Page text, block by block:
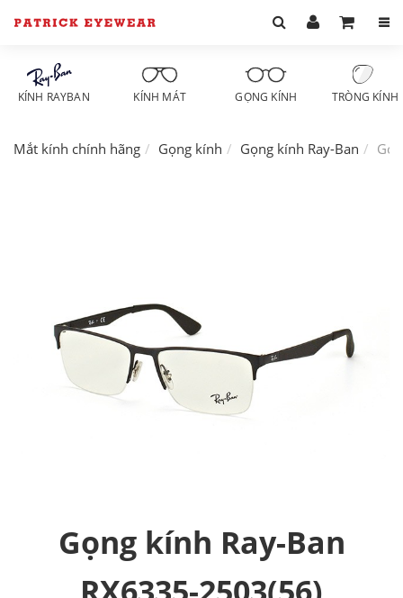
KÍNH RAYBAN KÍNH MÁT GỌNG KÍNH TRÒNG KÍNH
Mắt kính chính hãng Gọng kính Gọng kính Ray-Ban
Gọng kính Ray-Ban